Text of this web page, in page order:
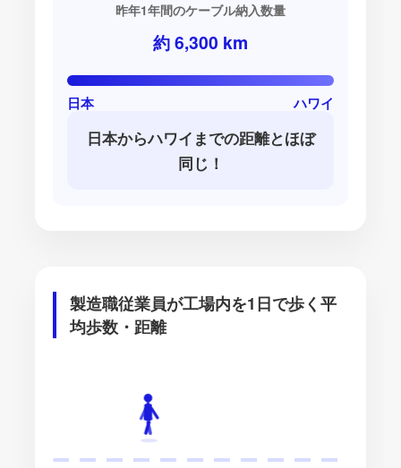
昨年1年間のケーブル納入数量
約6,300 km
日本 ハワイ
日本からハワイまでの距離とほぼ
同じ！
製造職従業員が工場内を1日で歩く平
均歩数・距離